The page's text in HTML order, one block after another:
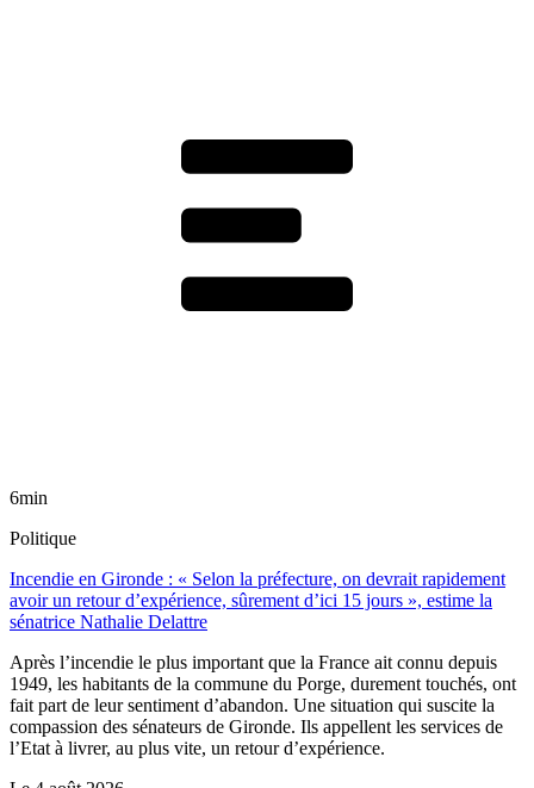
6min
Politique
Incendie en Gironde : « Selon la préfecture, on devrait rapidement
avoir un retour d’expérience, sûrement d’ici 15 jours », estime la
sénatrice Nathalie Delattre
Après l’incendie le plus important que la France ait connu depuis
1949, les habitants de la commune du Porge, durement touchés, ont
fait part de leur sentiment d’abandon. Une situation qui suscite la
compassion des sénateurs de Gironde. Ils appellent les services de
l’Etat à livrer, au plus vite, un retour d’expérience.